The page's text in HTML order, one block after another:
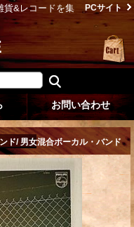
貨&レコードを集
PCサイト
お問い合わせ
ド/ 男女混合ボーカル・バンド